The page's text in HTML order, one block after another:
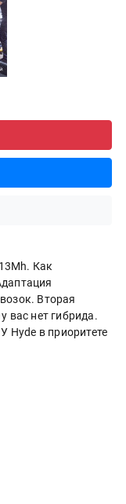
Как
Вторая
вас нет гибрида.
Hyde в приоритете